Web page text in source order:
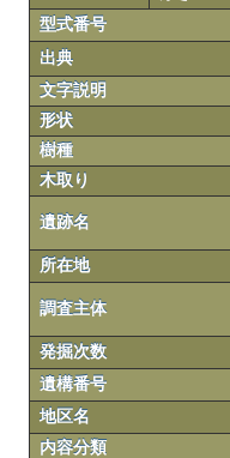
型式番号
出典
文字説明
形状
樹種
木取り
遺跡名
所在地
調査主体
発掘次数
遺構番号
地区名
内容分類